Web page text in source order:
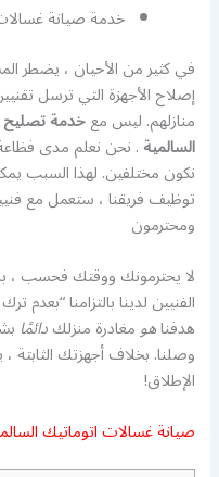
خدمة صيانة
في كثير من الأحيان ، يضطر
إصلاح الأجهزة التي ترسل
منازلهم. ليس معخدمة تصليح
السالمية. نحن نعلم مدى
نكون مختلفين. لهذا السبب
توظيف فريقنا ، ستعمل مع
ومحترمون
لا يحترمونك ووقتك فحسب ،
الفنيين لدينا بالتزامنا “بعدم
هدفناهومغادرة منزلكدائمًا
وصلنا. بخلاف أجهزتك الثابتة
الإطلاق!
صيانة غسالات اتوماتيك